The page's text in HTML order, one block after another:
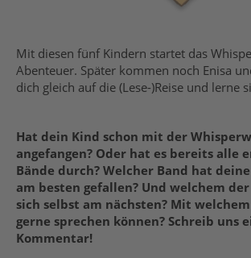
Mit diesen fünf Kindern startet das
Abenteuer. Später kommen noch Enisa
dich gleich auf die (Lese-)Reise und lerne
Hat dein Kind schon mit der
angefangen? Oder hat es bereits alle
Bände durch? Welcher Band hat
am besten gefallen? Und welchem
sich selbst am nächsten? Mit
gerne sprechen können? Schreib uns
Kommentar!